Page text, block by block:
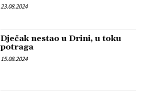
23.08.2024
Dječak nestao u Drini, u toku
potraga
15.08.2024